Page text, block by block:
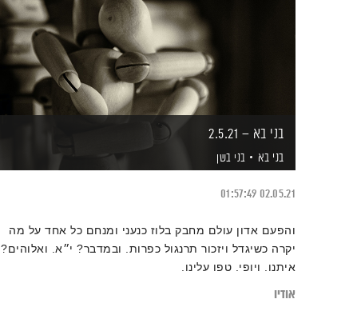
בני בא – 2.5.21
בני בא בני בשן
02.05.21
01:57:49
והפעם אדון עולם מחבק בלוז כנעני ומנחם כל אחד על מה
יקרה כשיגדל ויזכור תרנגול כפרות. ובמדבר? י״א. ואלוהים?
איתנו. ויופי. טפו עלינו.
אודיו